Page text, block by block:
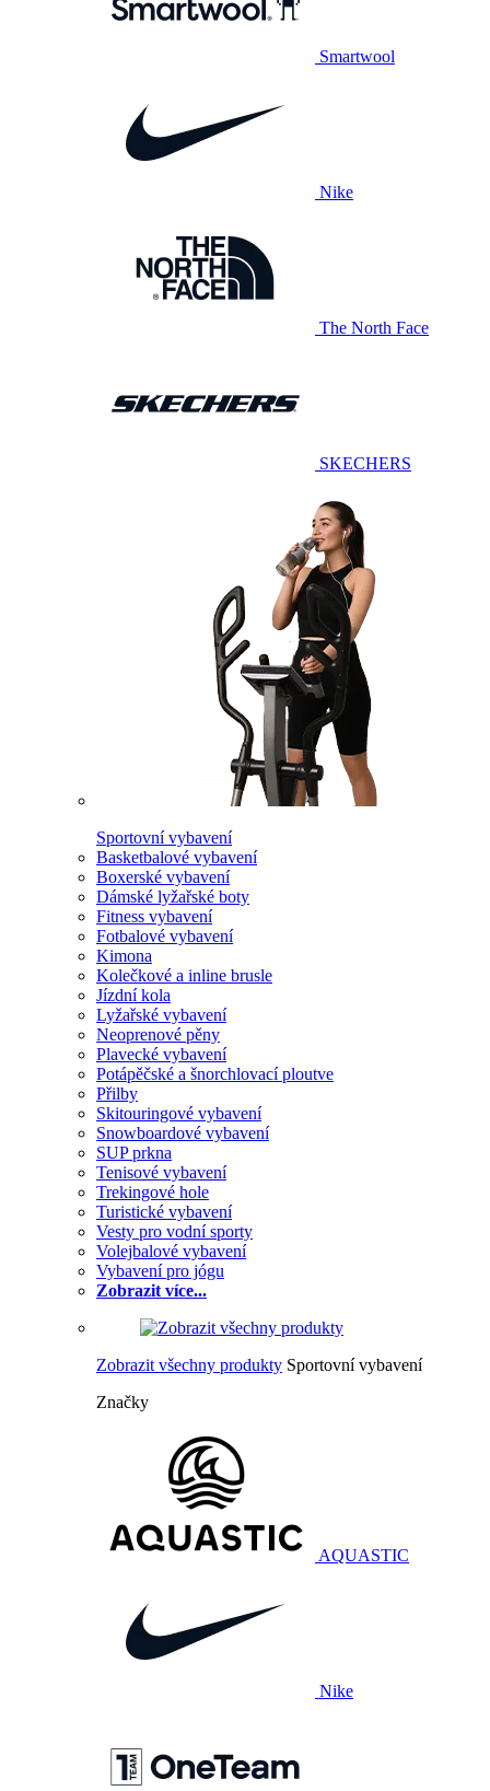
Smartwool
Nike
The North Face
SKECHERS
Sportovní vybavení
Basketbalové vybavení
Boxerské vybavení
Dámské lyžařské boty
Fitness vybavení
Fotbalové vybavení
Kimona
Kolečkové a inline brusle
Jízdní kola
Lyžařské vybavení
Neoprenové pěny
Plavecké vybavení
Potápěčské a šnorchlovací ploutve
Přilby
Skitouringové vybavení
Snowboardové vybavení
SUP prkna
Tenisové vybavení
Trekingové hole
Turistické vybavení
Vesty pro vodní sporty
Volejbalové vybavení
Vybavení pro jógu
Zobrazit více...
Zobrazit všechny produkty Sportovní vybavení
Značky
AQUASTIC
Nike